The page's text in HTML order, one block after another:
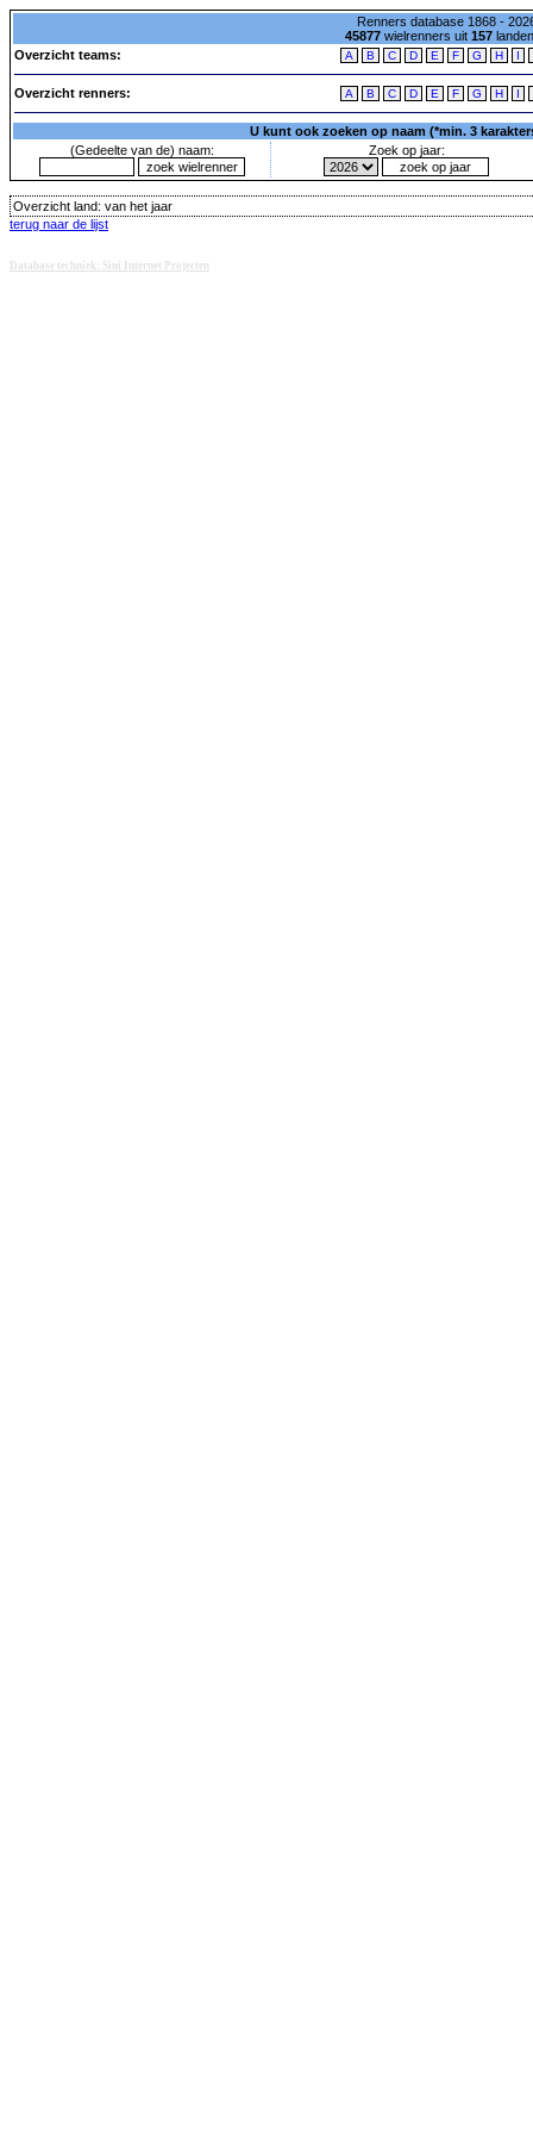
Renners database 1868 -
45877wielrenners uit 157
Overzicht teams:
A B C D E F G H I
Overzicht renners: A B C D E F G H I
U kunt ook zoeken op naam (*min. 3
(Gedeelte van de) naam:
Zoek op jaar:
Overzicht land: van het jaar
terug naar de lijst
Database techniek: Sini Internet Projecten